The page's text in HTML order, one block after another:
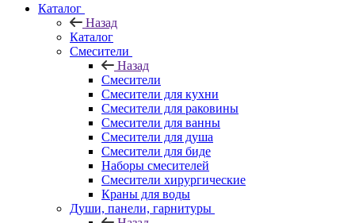
Каталог
Назад
Каталог
Смесители
Назад
Смесители
Смесители для кухни
Смесители для раковины
Смесители для ванны
Смесители для душа
Смесители для биде
Наборы смесителей
Смесители хирургические
Краны для воды
Души, панели, гарнитуры